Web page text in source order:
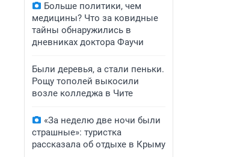
Больше политики, чем
медицины? Что за ковидные
тайны обнаружились в
дневниках доктора Фаучи
Были деревья, а стали пеньки.
Рощу тополей выкосили
возле колледжа в Чите
«За неделю две ночи были
страшные»: туристка
рассказала об отдыхе в Крыму